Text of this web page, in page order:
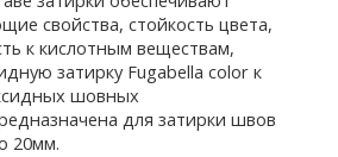
свойства, стойкость цвета,
к кислотным веществам,
затирку Fugabella color к
шовных
для затирки швов
20мм.